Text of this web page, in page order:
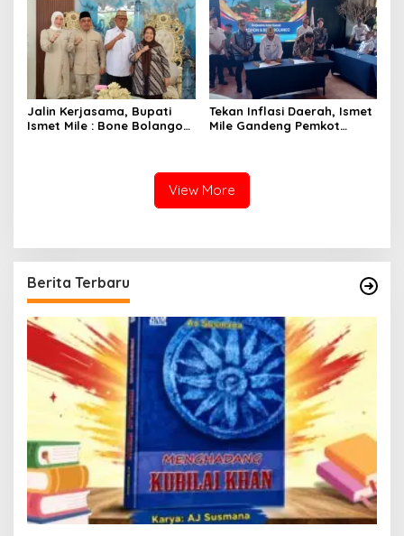
Jalin Kerjasama, Bupati
Ismet Mile : Bone Bolango
Tekan Inflasi Daerah, Ismet
Mile Gandeng Pemkot
View More
Berita Terbaru